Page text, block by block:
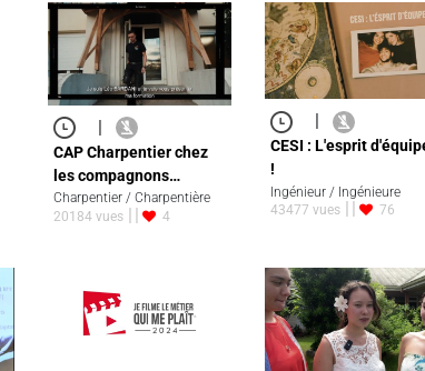
|
CAP Charpentier chez
les compagnons…
Charpentier / Charpentière
20184 vues
4
|
CESI : L'esprit
!
Ingénieur / Ingénieure
43477 vues
76